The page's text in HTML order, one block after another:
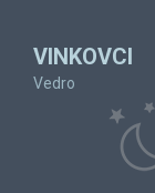
VINKOVCI
Vedro